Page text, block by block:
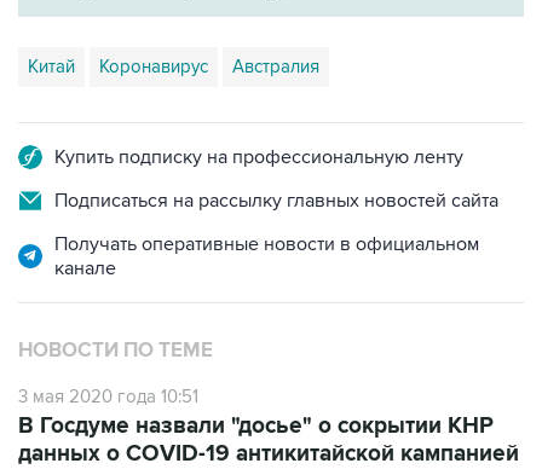
Китай Коронавирус Австралия
Купить подписку на профессиональную ленту
Подписаться на рассылку главных новостей сайта
Получать оперативные новости в официальном
канале
НОВОСТИ ПО ТЕМЕ
3 мая 2020 года 10:51
В Госдуме назвали "досье" о сокрытии КНР
данных о COVID-19 антикитайской кампанией